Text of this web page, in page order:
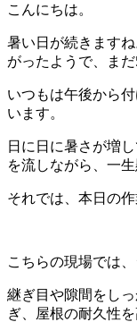
こんにちは。
暑い日が続きます
がったようで、ま
いつもは午後から
います。
日に日に暑さが増
を流しながら、一
それでは、本日の作
こちらの現場では
継ぎ目や隙間をし
ぎ、屋根の耐久性を